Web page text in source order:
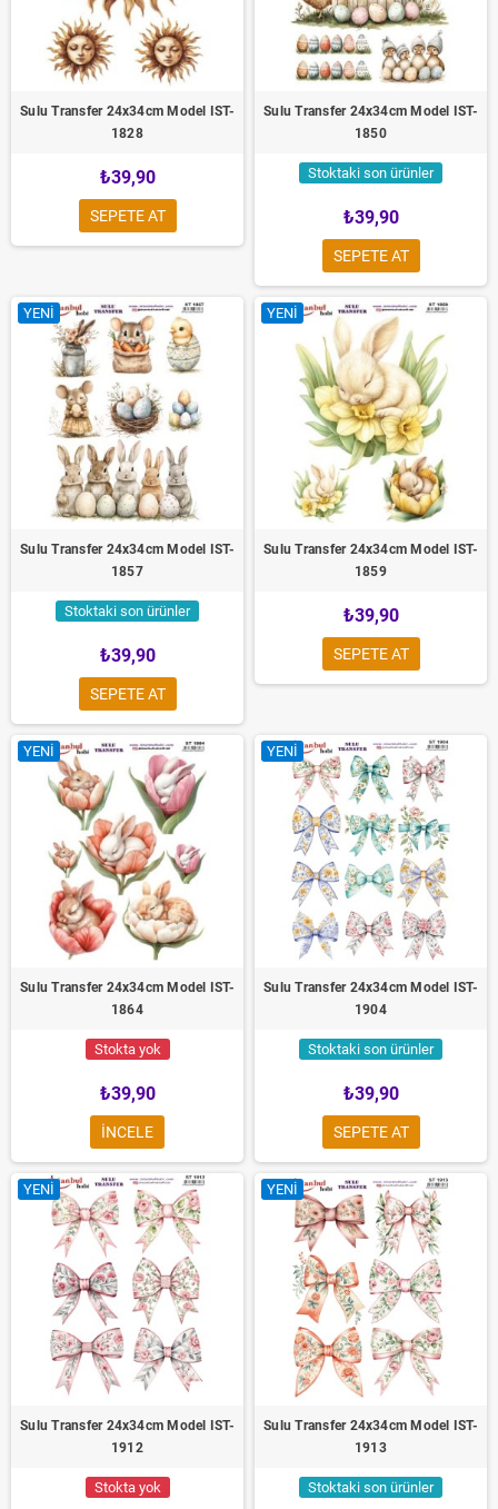
Sulu Transfer 24x34cm Model IST-
1828
₺39,90
SEPETE AT
Sulu Transfer 24x34cm Model IST-
1850
Stoktaki son ürünler
₺39,90
SEPETE AT
YENI
Sulu Transfer 24x34cm Model IST-
1857
Stoktaki son ürünler
₺39,90
SEPETE AT
YENI
Sulu Transfer 24x34cm Model IST-
1859
₺39,90
SEPETE AT
YENI
Sulu Transfer 24x34cm Model IST-
1864
Stokta yok
₺39,90
INCELE
YENI
Sulu Transfer 24x34cm Model IST-
1904
Stoktaki son ürünler
₺39,90
SEPETE AT
YENI
Sulu Transfer 24x34cm Model IST-
1912
Stokta yok
YENI
Sulu Transfer 24x34cm Model IST-
1913
Stoktaki son ürünler